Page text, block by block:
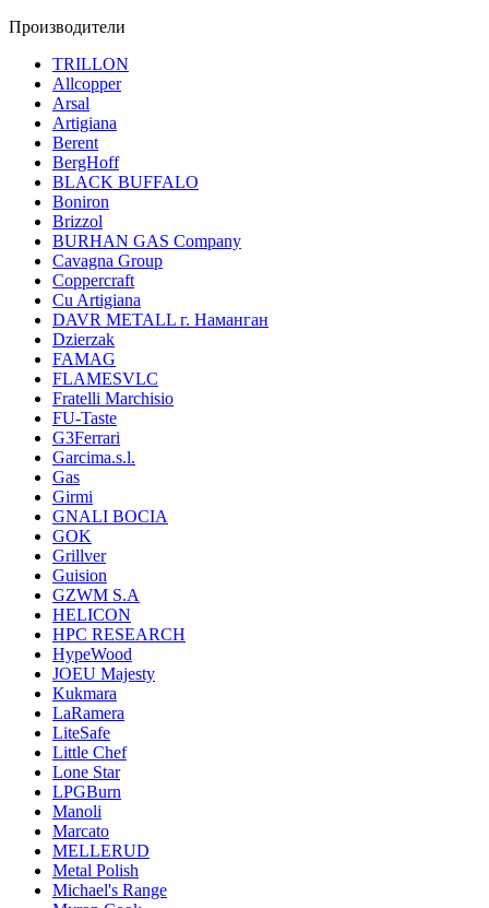
Производители
TRILLON
Allcopper
Arsal
Artigiana
Berent
BergHoff
BLACK BUFFALO
Boniron
Brizzol
BURHAN GAS Company
Cavagna Group
Coppercraft
Cu Artigiana
DAVR METALL г. Наманган
Dzierzak
FAMAG
FLAMESVLC
Fratelli Marchisio
FU-Taste
G3Ferrari
Garcima.s.l.
Gas
Girmi
GNALI BOCIA
GOK
Grillver
Guision
GZWM S.A
HELICON
HPC RESEARCH
HypeWood
JOEU Majesty
Kukmara
LaRamera
LiteSafe
Little Chef
Lone Star
LPGBurn
Manoli
Marcato
MELLERUD
Metal Polish
Michael's Range